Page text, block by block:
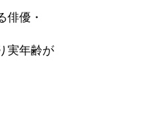
俳優・
実年齢が